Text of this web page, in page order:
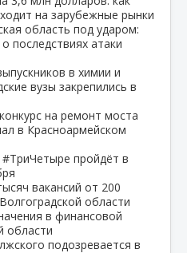
на зарубежные рынки
область под ударом:
последствиях атаки
в химии и
вузы закрепились в
на ремонт моста
в Красноармейском
пройдёт в
вакансий от 200
области
в финансовой
области
подозревается в